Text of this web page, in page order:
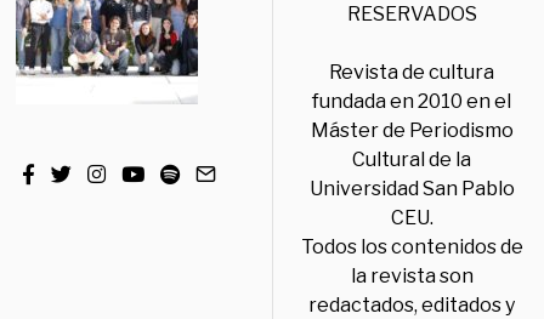
RESERVADOS
Revista de cultura
fundada en 2010 en el
Máster de Periodismo
Cultural de la
Universidad San Pablo
CEU.
Todos los contenidos de
la revista son
redactados, editados y